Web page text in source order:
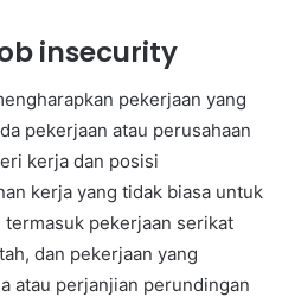
insecurity
pekerjaan yang
pekerjaan atau perusahaan
kerja dan posisi
kerja yang tidak biasa untuk
pekerjaan serikat
dan pekerjaan yang
atau perjanjian perundingan